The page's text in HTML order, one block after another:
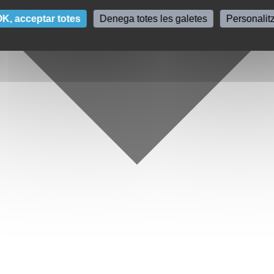
acceptar totes Denega totes les galetes